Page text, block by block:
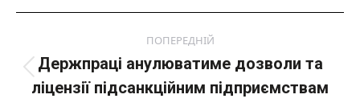
ПОПЕРЕДНІЙ
Попередній
пост:
Держпраці анулюватиме дозволи та
ліцензії підсанкційним підприємствам